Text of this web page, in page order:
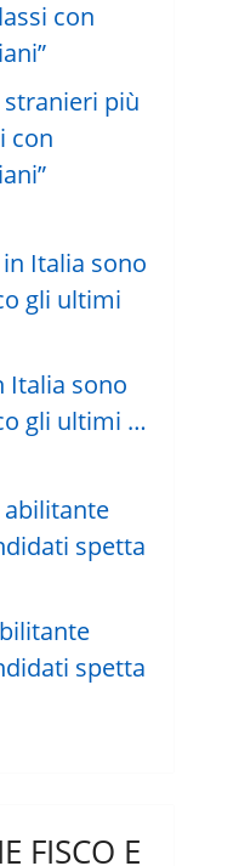
stranieri più
con
Italia sono
gli ultimi …
spetta
FISCO E